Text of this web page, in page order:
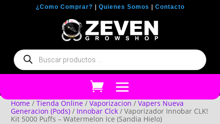
¿Como Comprar? Quienes Somos Contacto
Búsqueda
de
productos
Home /Tienda Online /Vaporizacion /Vapers Nueva
Generacion (Pods) / Innobar Clck / Vaporizador Innobar CLK!
Kit 5000 Puffs – Watermelon Ice (Sandia Hielo)